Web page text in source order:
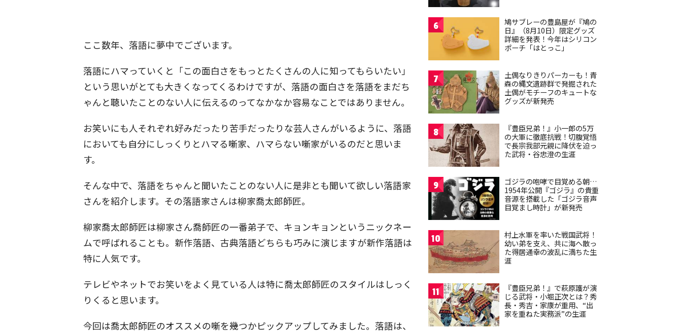
ここ数年、落語に夢中でございます。
落語にハマっていくと「この面白さをもっとたくさんの人に知ってもらいたい」
という思いがとても大きくなってくるわけですが、落語の面白さを落語をまだち
ゃんと聴いたことのない人に伝えるのってなかなか容易なことではありません。
お笑いにも人それぞれ好みだったり苦手だったりな芸人さんがいるように、落語
においても自分にしっくりとハマる噺家、ハマらない噺家がいるのだと思いま
す。
そんな中で、落語をちゃんと聞いたことのない人に是非とも聞いて欲しい落語家
さんを紹介します。その落語家さんは柳家喬太郎師匠。
柳家喬太郎師匠は柳家さん喬師匠の一番弟子で、キョンキョンというニックネー
ムで呼ばれることも。新作落語、古典落語どちらも巧みに演じますが新作落語は
特に人気です。
テレビやネットでお笑いをよく見ている人は特に喬太郎師匠のスタイルはしっく
りくると思います。
今回は喬太郎師匠のオススメの噺を幾つかピックアップしてみました。落語は、
6
鳩サブレーの豊島屋が『鳩の
日』（8月10日）限定グッズ
詳細を発表！今年はシリコン
ポーチ「はとっこ」
7
土偶なりきりパーカーも！青
森の縄文遺跡群で発掘された
土偶がモチーフのキュートな
グッズが新発売
8
『豊臣兄弟！』小一郎の5万
の大軍に徹底抗戦！切腹覚悟
で長宗我部元親に降伏を迫っ
た武将・谷忠澄の生涯
9
ゴジラの咆哮で目覚める朝…
1954年公開『ゴジラ』の貴重
音源を搭載した「ゴジラ音声
目覚まし時計」が新発売
10
村上水軍を率いた戦国武将！
幼い弟を支え、共に海へ散っ
た得居通幸の波乱に満ちた生
涯
11
『豊臣兄弟！』で萩原護が演
じる武将・小堀正次とは？秀
長・秀吉・家康が重用、“出
家を重ねた実務派”の生涯